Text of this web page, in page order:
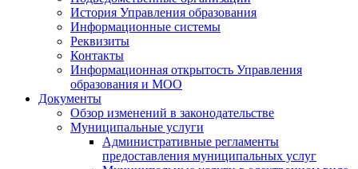
История Управления образования
Информационные системы
Реквизиты
Контакты
Информационная открытость Управления
образования и МОО
Документы
Обзор изменений в законодательстве
Муниципальные услуги
Административные регламенты
предоставления муниципальных услуг